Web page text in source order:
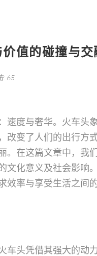
值的碰撞与交
: 65
速度与奢华。火车头
改变了人们的出行方
。在这篇文章中，我
文化意义及社会影响
率与享受生活之间的
车头凭借其强大的动